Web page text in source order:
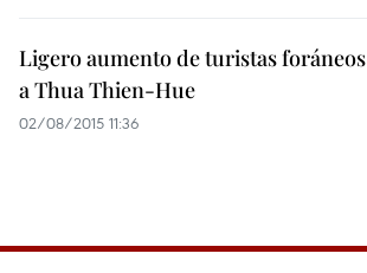
Ligero aumento de turistas foráneos
a Thua Thien-Hue
02/08/2015 11:36